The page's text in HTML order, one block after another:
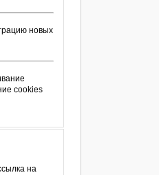
новых
cookies
на